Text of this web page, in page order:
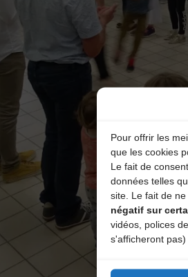
Pour offrir les
que les cookies
Le fait de
données telles
site. Le fait de
négatif sur
vidéos, polices
s'afficheront pas)